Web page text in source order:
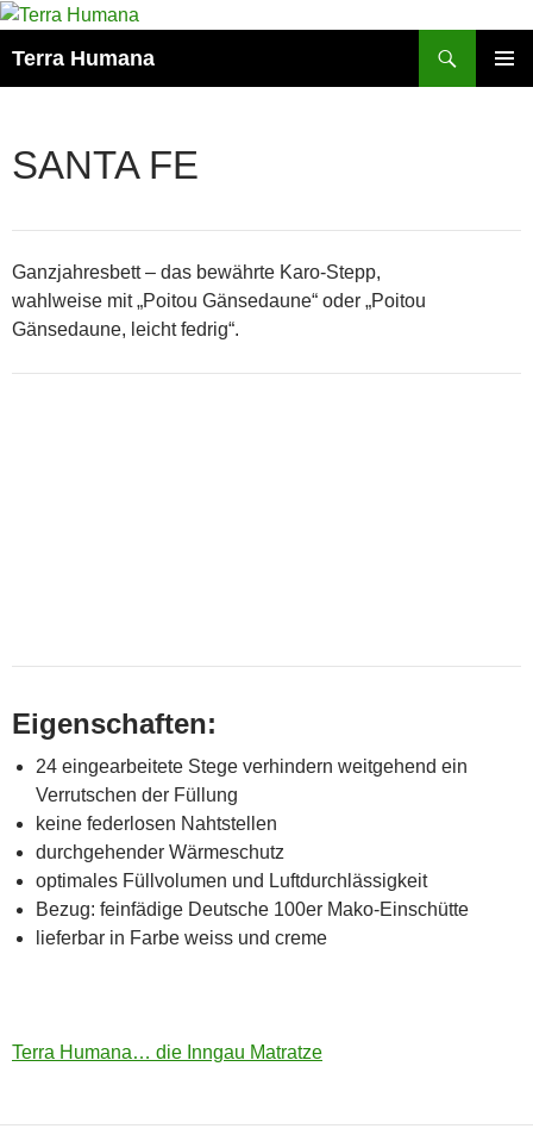
Zum
springen
Terra Humana
SANTA FE
Ganzjahresbett – das bewährte Karo-Stepp,
wahlweise mit „Poitou Gänsedaune“ oder „Poitou
Gänsedaune, leicht fedrig“.
Eigenschaften:
24 eingearbeitete Stege verhindern weitgehend ein
Verrutschen der Füllung
keine federlosen Nahtstellen
durchgehender Wärmeschutz
optimales Füllvolumen und Luftdurchlässigkeit
Bezug: feinfädige Deutsche 100er Mako-Einschütte
lieferbar in Farbe weiss und creme
Terra Humana… die Inngau Matratze